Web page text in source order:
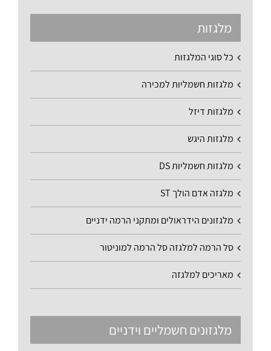
מלגזות
כל סוגי המלגזות
מלגזות חשמליות למכירה
מלגזות דיזל
מלגזות היגש
מלגזות חשמליות DS
מלגזה אדם הולך ST
מלגזונים הידראולים ומתקני הרמה ידניים
סל הרמה למלגזה סל הרמה למוניטור
מאריכים למלגזה
מלגזונים חשמליים וידניים